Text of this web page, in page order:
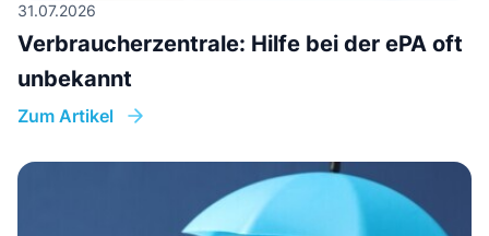
31.07.2026
Verbraucherzentrale: Hilfe bei der ePA oft
unbekannt
Zum Artikel